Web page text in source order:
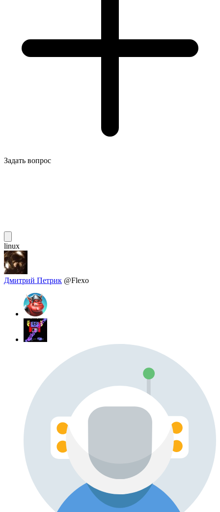
Задать вопрос
linux
Дмитрий Петрик @Flexo